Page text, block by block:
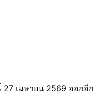
27 เมษายน 2569 ออกอีก